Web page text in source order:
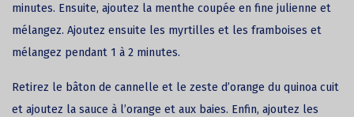
minutes. Ensuite, ajoutez la menthe coupée en fine julienne et
mélangez. Ajoutez ensuite les myrtilles et les framboises et
mélangez pendant 1 à 2 minutes.
Retirez le bâton de cannelle et le zeste d’orange du quinoa cuit
et ajoutez la sauce à l’orange et aux baies. Enfin, ajoutez les